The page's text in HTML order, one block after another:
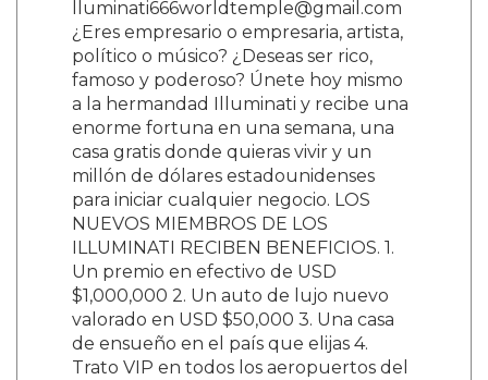
lluminati666worldtemple@gmail.com
¿Eres empresario o empresaria, artista,
político o músico? ¿Deseas ser rico,
famoso y poderoso? Únete hoy mismo
a la hermandad Illuminati y recibe una
enorme fortuna en una semana, una
casa gratis donde quieras vivir y un
millón de dólares estadounidenses
para iniciar cualquier negocio. LOS
NUEVOS MIEMBROS DE LOS
ILLUMINATI RECIBEN BENEFICIOS. 1.
Un premio en efectivo de USD
$1,000,000 2. Un auto de lujo nuevo
valorado en USD $50,000 3. Una casa
de ensueño en el país que elijas 4.
Trato VIP en todos los aeropuertos del